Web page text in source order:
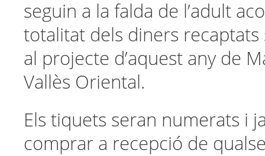
seguin a la falda de l’adult
totalitat dels diners recaptats
al projecte d’aquest any de
Vallès Oriental.
Els tiquets seran numerats i
comprar a recepció de